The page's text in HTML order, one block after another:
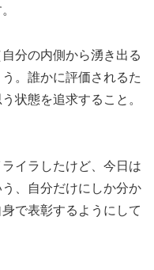
分の内側から湧き出る
。誰かに評価されるた
状態を追求すること。
イラしたけど、今日は
、自分だけにしか分か
で表彰するようにして